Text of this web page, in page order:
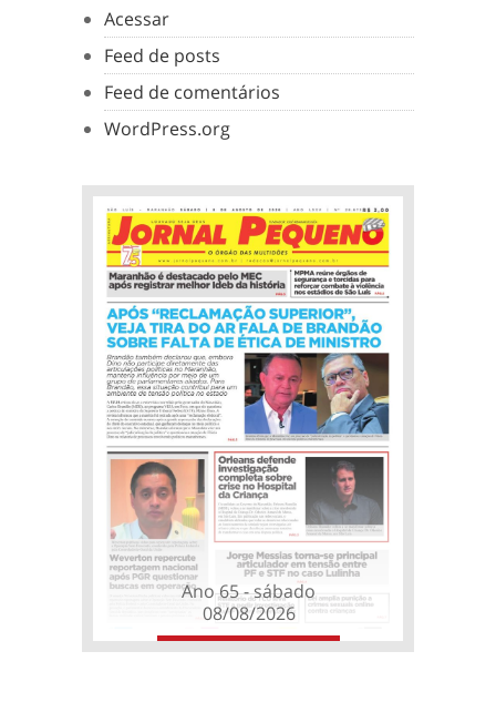
Acessar
Feed de posts
Feed de comentários
WordPress.org
Ano 65 - sábado
08/08/2026